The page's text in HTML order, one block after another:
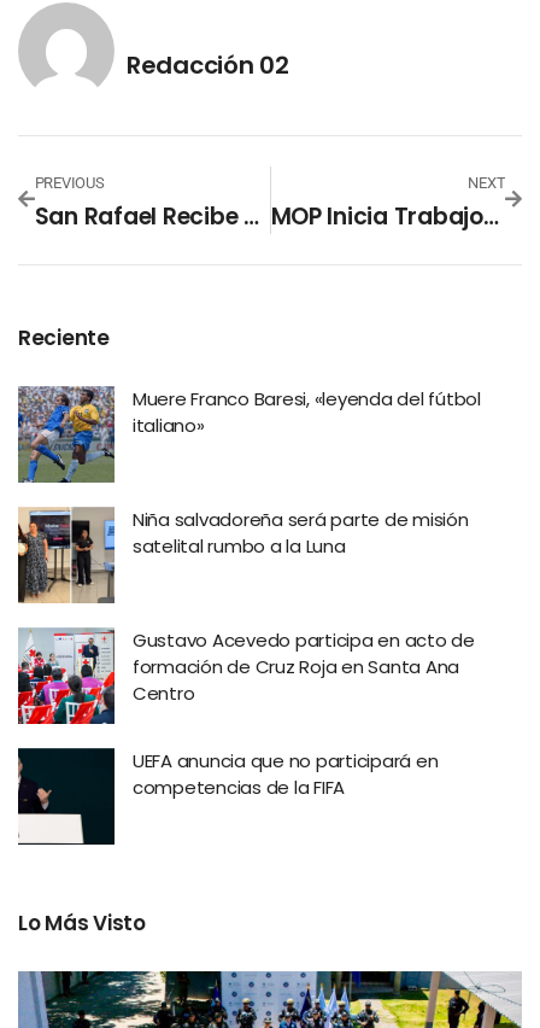
Redacción 02
PREVIOUS
San Rafael Recibe Ocho Pacientes En Estado “complicado” Por Covid-19 En Las Últimas Horas
NEXT
MOP Inicia Trabajos Para Salvaguardar Vidas En Nuevo Cuscatlán
Reciente
Muere Franco Baresi, «leyenda del fútbol
italiano»
Niña salvadoreña será parte de misión
satelital rumbo a la Luna
Gustavo Acevedo participa en acto de
formación de Cruz Roja en Santa Ana
Centro
UEFA anuncia que no participará en
competencias de la FIFA
Lo Más Visto